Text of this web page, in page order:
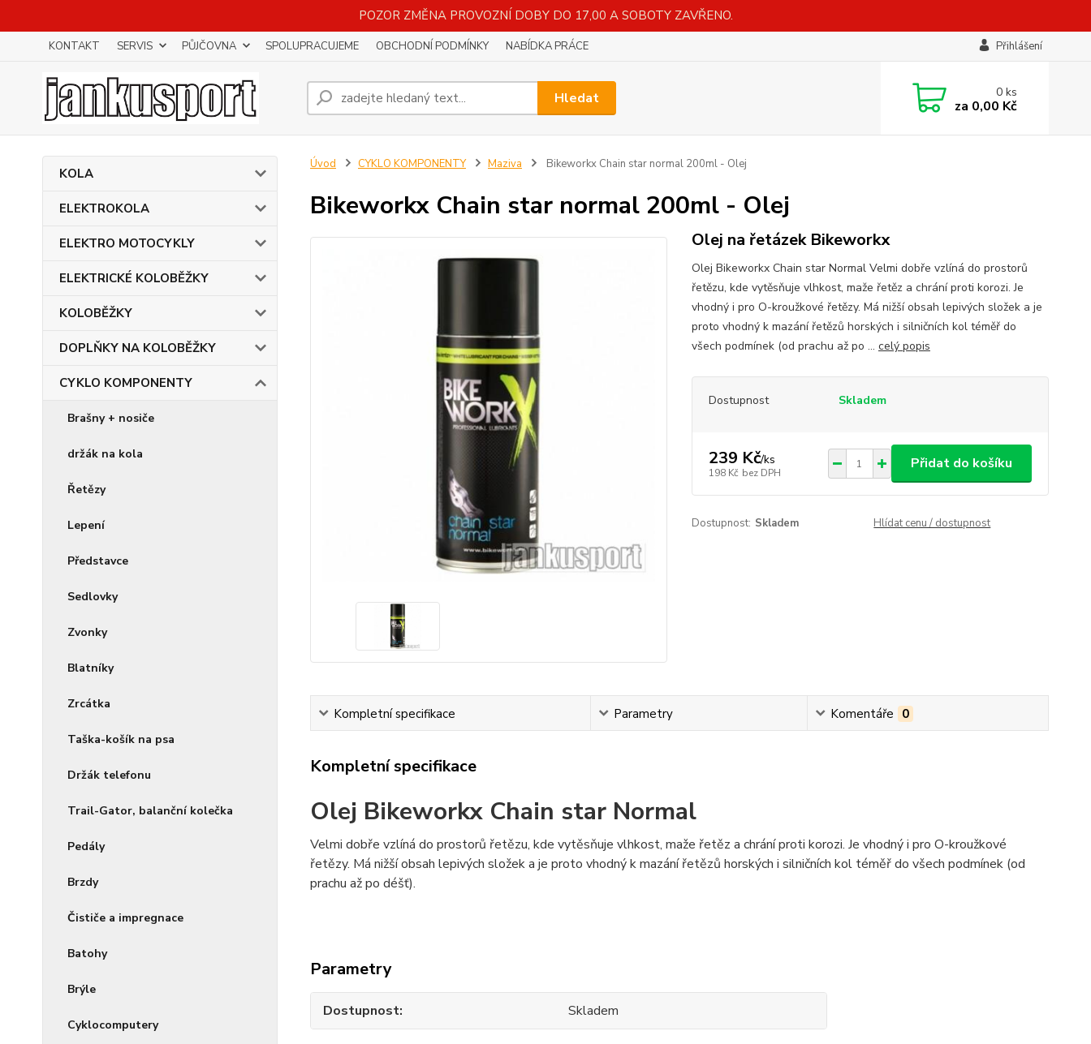
POZOR ZMĚNA PROVOZNÍ DOBY DO 17,00 A SOBOTY ZAVŘENO.
KONTAKT SERVIS PŮJČOVNA SPOLUPRACUJEME OBCHODNÍ PODMÍNKY NABÍDKA PRÁCE Přihlášení
Hledat 0ks
za 0,00 Kč
KOLA
ELEKTROKOLA
ELEKTRO MOTOCYKLY
ELEKTRICKÉ KOLOBĚŽKY
KOLOBĚŽKY
DOPLŇKY NA KOLOBĚŽKY
CYKLO KOMPONENTY
Brašny + nosiče
držák na kola
Řetězy
Lepení
Představce
Sedlovky
Zvonky
Blatníky
Zrcátka
Taška-košík na psa
Držák telefonu
Trail-Gator, balanční kolečka
Pedály
Brzdy
Čističe a impregnace
Batohy
Brýle
Cyklocomputery
Úvod CYKLO KOMPONENTY Maziva Bikeworkx Chain star normal 200ml - Olej
Bikeworkx Chain star normal 200ml - Olej
Olej na řetázek Bikeworkx
Olej Bikeworkx Chain star Normal Velmi dobře vzlíná do prostorů
řetězu, kde vytěsňuje vlhkost, maže řetěz a chrání proti korozi. Je
vhodný i pro O-kroužkové řetězy. Má nižší obsah lepivých složek a je
proto vhodný k mazání řetězů horských i silničních kol téměř do
všech podmínek (od prachu až po ... celý popis
Dostupnost Skladem
239 Kč/ks
198 Kč bez DPH
Přidat do košíku
Dostupnost: Skladem Hlídat cenu / dostupnost
Kompletní specifikace Parametry Komentáře 0
Kompletní specifikace
Olej Bikeworkx Chain star Normal
Velmi dobře vzlíná do prostorů řetězu, kde vytěsňuje vlhkost, maže řetěz a chrání proti korozi. Je vhodný i pro O-kroužkové
řetězy. Má nižší obsah lepivých složek a je proto vhodný k mazání řetězů horských i silničních kol téměř do všech podmínek (od
prachu až po déšť).
Parametry
Dostupnost Skladem